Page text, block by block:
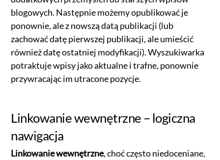
blogowych. Następnie możemy opublikować je
ponownie, ale z nowszą datą publikacji (lub
zachować datę pierwszej publikacji, ale umieścić
również datę ostatniej modyfikacji). Wyszukiwarka
potraktuje wpisy jako aktualne i trafne, ponownie
przywracając im utracone pozycje.
Linkowanie wewnętrzne – logiczna
nawigacja
Linkowanie wewnętrzne, choć często niedoceniane,